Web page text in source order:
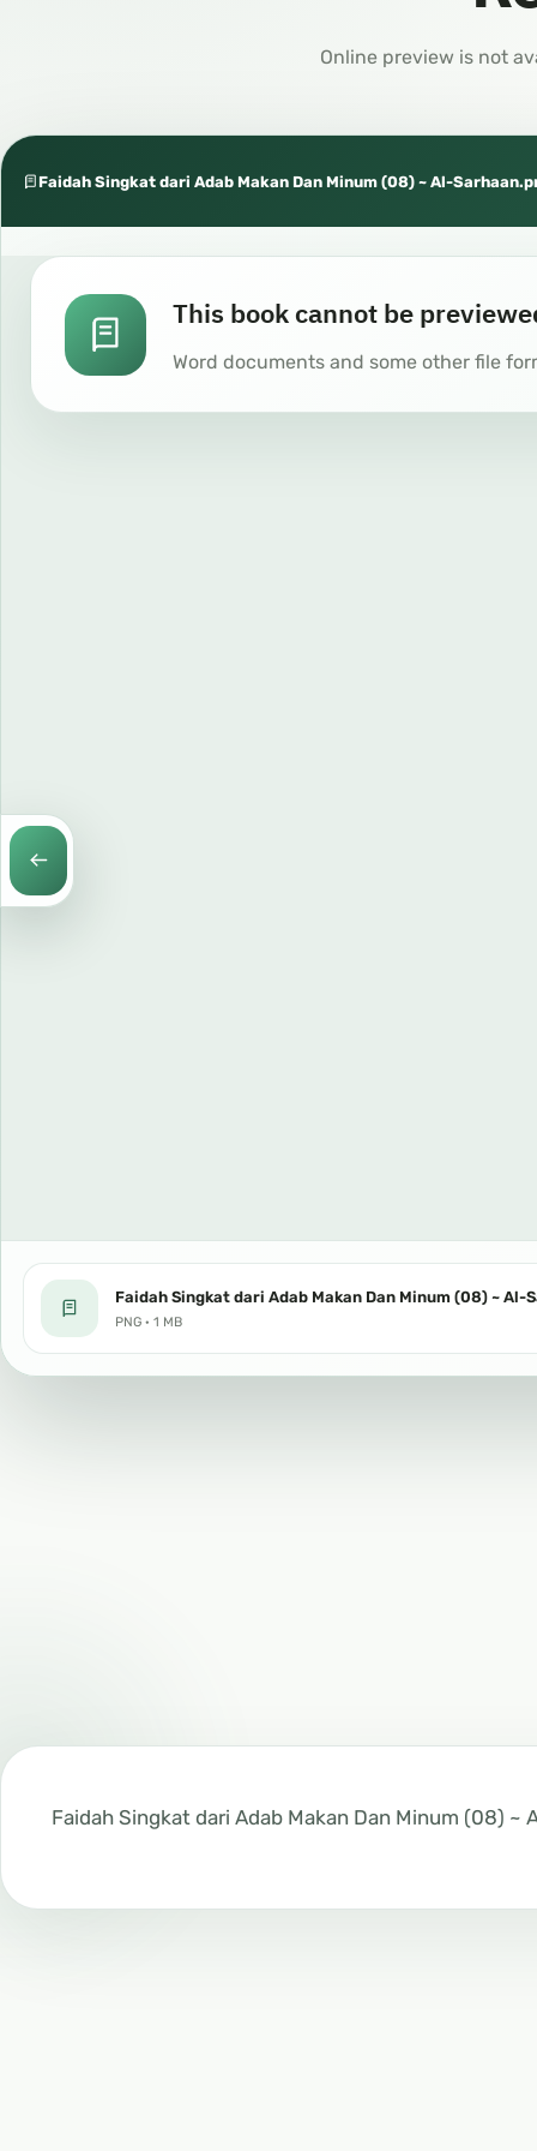
Online preview is not
Faidah Singkat dari Adab Makan Dan Minum (08) ~ Al-
This book cannot be
Word documents and some other file
Faidah Singkat dari Adab Makan Dan Minum (08) ~ Al-
PNG · 1 MB
Faidah Singkat dari Adab Makan Dan Minum (08) ~